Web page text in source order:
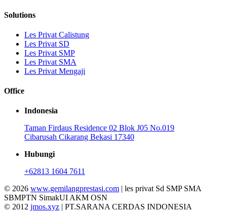
Solutions
Les Privat Calistung
Les Privat SD
Les Privat SMP
Les Privat SMA
Les Privat Mengaji
Office
Indonesia
Taman Firdaus Residence 02 Blok J05 No.019
Cibarusah Cikarang Bekasi 17340
Hubungi
+62813 1604 7611
© 2026 www.gemilangprestasi.com | les privat Sd SMP SMA
SBMPTN SimakUI AKM OSN
© 2012 jmos.xyz | PT.SARANA CERDAS INDONESIA